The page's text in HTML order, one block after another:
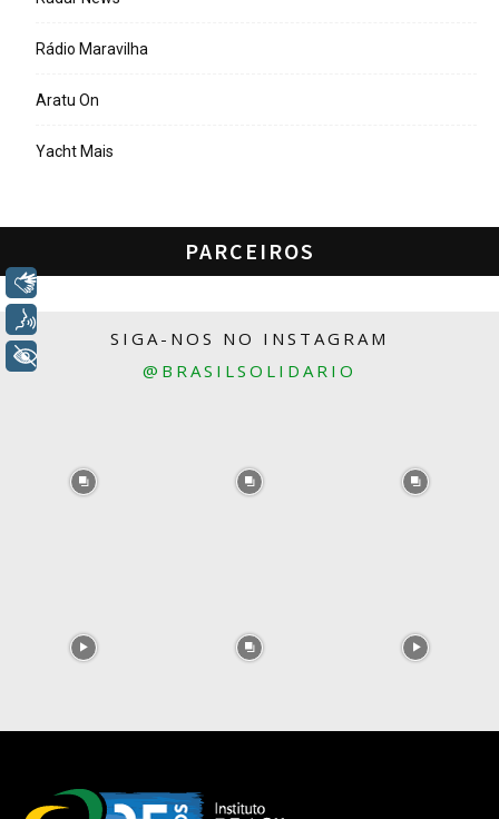
Rádio Maravilha
Aratu On
Yacht Mais
PARCEIROS
SIGA-NOS NO INSTAGRAM
@BRASILSOLIDARIO
Libras